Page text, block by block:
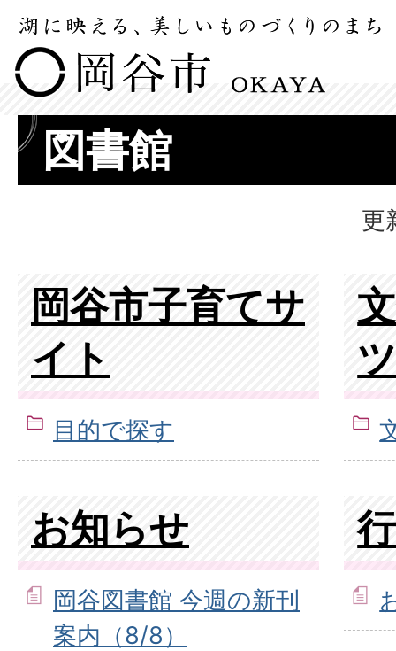
図書館
更
岡谷市子育てサ
イト
目的で探す
お知らせ
岡谷図書館 今週の新刊
案内（8/8）